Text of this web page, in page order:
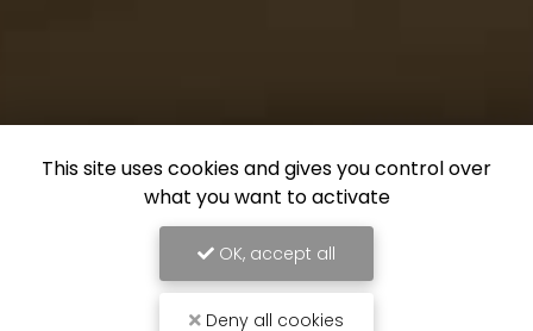
This site uses cookies and gives you control over
what you want to activate
OK, accept all
Deny all cookies